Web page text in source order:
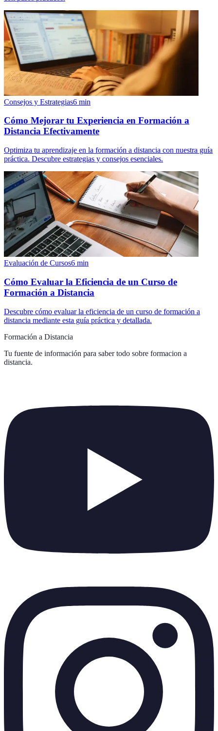
Consejos y Estrategias6 min
Cómo Mejorar tu Experiencia en Formación a
Distancia Efectivamente
Optimiza tu aprendizaje en la formación a distancia con nuestra guía
práctica. Descubre estrategias y consejos esenciales.
Evaluación de Cursos6 min
Cómo Evaluar la Eficiencia de un Curso de
Formación a Distancia
Descubre cómo evaluar la eficiencia de un curso de formación a
distancia mediante esta guía práctica y detallada.
Formación a Distancia
Tu fuente de información para saber todo sobre formacion a
distancia.